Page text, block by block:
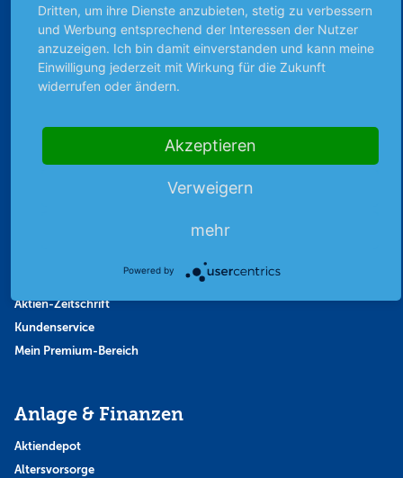
Finanzpodcast
Strategie
Thema der Woche
Aktien-Zeitschrift
Kundenservice
Mein Premium-Bereich
Anlage & Finanzen
Aktiendepot
Altersvorsorge
Dritten, um ihre Dienste anzubieten, stetig zu verbessern
und Werbung entsprechend der Interessen der Nutzer
anzuzeigen. Ich bin damit einverstanden und kann meine
Einwilligung jederzeit mit Wirkung für die Zukunft
widerrufen oder ändern.
Akzeptieren
Verweigern
mehr
Powered by